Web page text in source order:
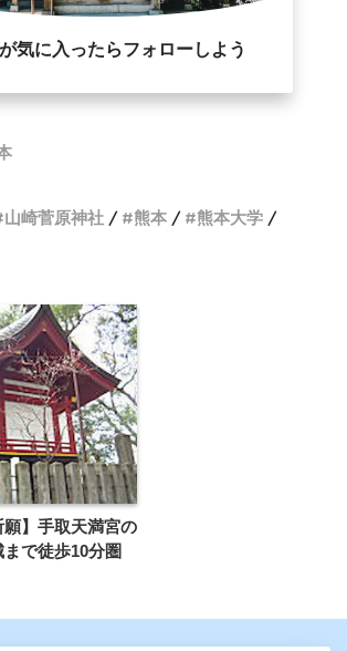
気に入ったらフォローしよう
山崎菅原神社 熊本
熊本大学
願】手取天満宮の
で徒歩10分圏